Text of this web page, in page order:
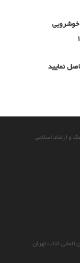
خوشرویی
نمایید
و ارشاد اسلامی
المللی کتاب تهران